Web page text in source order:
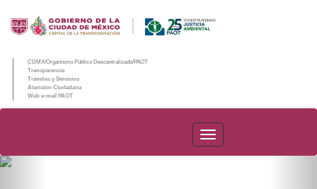
CDMX/Organismo Público Descentralizado/PAOT
Transparencia
Trámites y Servicios
Atención Ciudadana
Web e-mail PAOT
PAOT